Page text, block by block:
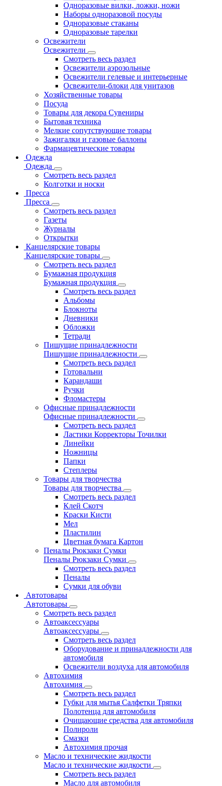
Одноразовые вилки, ложки, ножи
Наборы одноразовой посуды
Одноразовые стаканы
Одноразовые тарелки
Освежители
Освежители
Смотреть весь раздел
Освежители аэрозольные
Освежители гелевые и интерьерные
Освежители-блоки для унитазов
Хозяйственные товары
Посуда
Товары для декора Сувениры
Бытовая техника
Мелкие сопутствующие товары
Зажигалки и газовые баллоны
Фармацевтические товары
Одежда
Одежда
Смотреть весь раздел
Колготки и носки
Пресса
Пресса
Смотреть весь раздел
Газеты
Журналы
Открытки
Канцелярские товары
Канцелярские товары
Смотреть весь раздел
Бумажная продукция
Бумажная продукция
Смотреть весь раздел
Альбомы
Блокноты
Дневники
Обложки
Тетради
Пишущие принадлежности
Пишущие принадлежности
Смотреть весь раздел
Готовальни
Карандаши
Ручки
Фломастеры
Офисные принадлежности
Офисные принадлежности
Смотреть весь раздел
Ластики Корректоры Точилки
Линейки
Ножницы
Папки
Степлеры
Товары для творчества
Товары для творчества
Смотреть весь раздел
Клей Скотч
Краски Кисти
Мел
Пластилин
Цветная бумага Картон
Пеналы Рюкзаки Сумки
Пеналы Рюкзаки Сумки
Смотреть весь раздел
Пеналы
Сумки для обуви
Автотовары
Автотовары
Смотреть весь раздел
Автоаксессуары
Автоаксессуары
Смотреть весь раздел
Оборудование и принадлежности для
автомобиля
Освежители воздуха для автомобиля
Автохимия
Автохимия
Смотреть весь раздел
Губки для мытья Салфетки Тряпки
Полотенца для автомобиля
Очищающие средства для автомобиля
Полироли
Смазки
Автохимия прочая
Масло и технические жидкости
Масло и технические жидкости
Смотреть весь раздел
Масло для автомобиля